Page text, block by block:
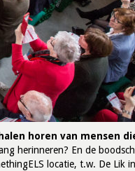
horen van mensen
herinneren? En de
locatie, t.w. De Lik